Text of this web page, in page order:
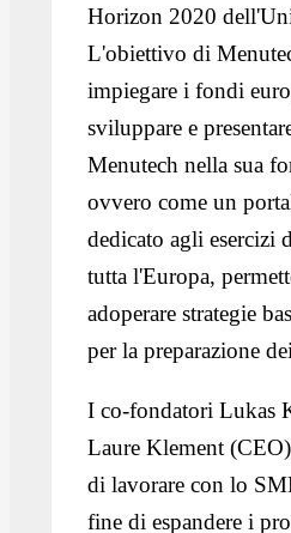
Horizon 2020
L'obiettivo di
impiegare i fondi
sviluppare e
Menutech nella sua
ovvero come un
dedicato agli esercizi
tutta l'Europa,
adoperare strategie
per la preparazione
I co-fondatori Lukas
Laure Klement
di lavorare con lo
fine di espandere i